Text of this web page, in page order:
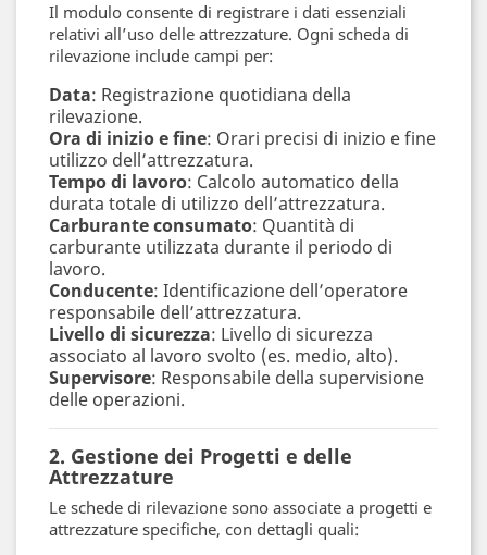
Il modulo consente di registrare i dati essenziali
relativi all’uso delle attrezzature. Ogni scheda di
rilevazione include campi per:
Data: Registrazione quotidiana della
rilevazione.
Ora di inizio e fine: Orari precisi di inizio e fine
utilizzo dell’attrezzatura.
Tempo di lavoro: Calcolo automatico della
durata totale di utilizzo dell’attrezzatura.
Carburante consumato: Quantità di
carburante utilizzata durante il periodo di
lavoro.
Conducente: Identificazione dell’operatore
responsabile dell’attrezzatura.
Livello di sicurezza: Livello di sicurezza
associato al lavoro svolto (es. medio, alto).
Supervisore: Responsabile della supervisione
delle operazioni.
2. Gestione dei Progetti e delle
Attrezzature
Le schede di rilevazione sono associate a progetti e
attrezzature specifiche, con dettagli quali: